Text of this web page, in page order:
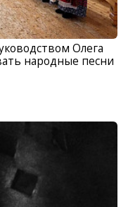
Олега
народные песни